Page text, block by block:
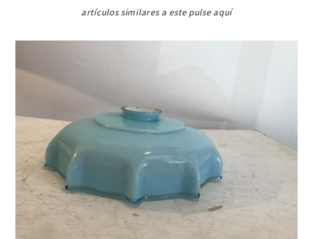
artículos similares a este pulse aquí